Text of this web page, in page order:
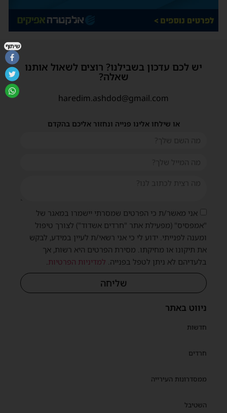
ניווט באתר
חדשות
חרדים
ממסדרונות העירייה
השטיבל
יש לכם עדכון בשבילנו? רוצים לשאול אותנו
שאלה?
haredim.ashdod@gmail.com
או שילחו אלינו פנייה ונחזור אליכם בהקדם
אני מאשר/ת כי הפרטים שמסרתי יישמרו במאגר של
"אמפסיס" (מפעילת אתר "חרדים אשדוד") לצורך טיפול
ומענה לפנייתי. ידוע לי כי אני רשאי/ת לעיין במידע, לבקש
את תיקונו או מחיקתו. מסירת הפרטים היא רשות, אך
בלעדיהם לא ניתן לטפל בפנייה. למדיניות הפרטיות
שליחה
שיתוף